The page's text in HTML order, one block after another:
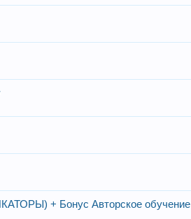
+ Бонус Авторское обучение